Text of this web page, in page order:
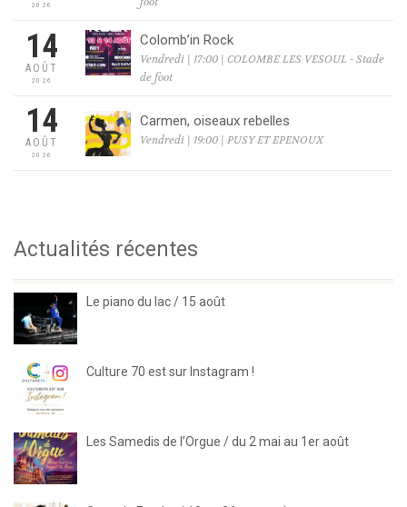
2026
14
AOÛT
2026
Colomb’in Rock
Vendredi | 17:00 | COLOMBE LES VESOUL - Stade
de foot
14
AOÛT
2026
Carmen, oiseaux rebelles
Vendredi | 19:00 | PUSY ET EPENOUX
Actualités récentes
Le piano du lac / 15 août
Culture 70 est sur Instagram !
Les Samedis de l’Orgue / du 2 mai au 1er août